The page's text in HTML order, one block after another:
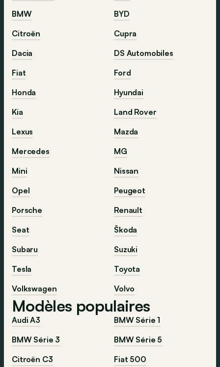
BMW
BYD
Citroën
Cupra
Dacia
DS Automobiles
Fiat
Ford
Honda
Hyundai
Kia
Land Rover
Lexus
Mazda
Mercedes
MG
Mini
Nissan
Opel
Peugeot
Porsche
Renault
Seat
Škoda
Subaru
Suzuki
Tesla
Toyota
Volkswagen
Volvo
Modèles populaires
Audi A3
BMW Série 1
BMW Série 3
BMW Série 5
Citroën C3
Fiat 500